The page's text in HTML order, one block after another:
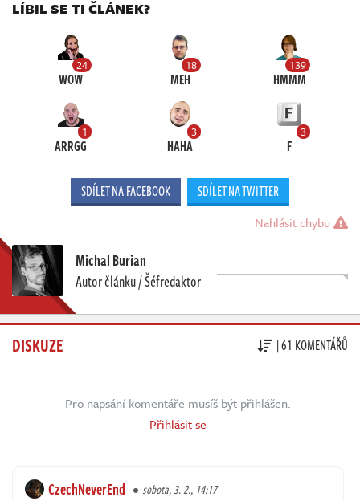
LÍBIL SE TI ČLÁNEK?
24
WOW
18
MEH
139
HMMM
1
ARRGG
3
HAHA
3
F
SDÍLET NA FACEBOOK SDÍLET NA TWITTER
Nahlásit chybu
Michal Burian
Autor článku / Šéfredaktor
DISKUZE | 61 KOMENTÁŘŮ
Pro napsání komentáře musíš být přihlášen.
Přihlásit se
CzechNeverEnd sobota, 3. 2., 14:17